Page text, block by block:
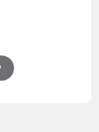
V1000xŠ800mm,